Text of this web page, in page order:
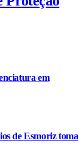
em
de Esmoriz toma